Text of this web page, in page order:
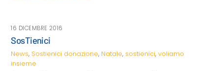
16 DICEMBRE 2016
SosTienici
News, Sostienici donazione, Natale, sostienici,voliamo
insieme